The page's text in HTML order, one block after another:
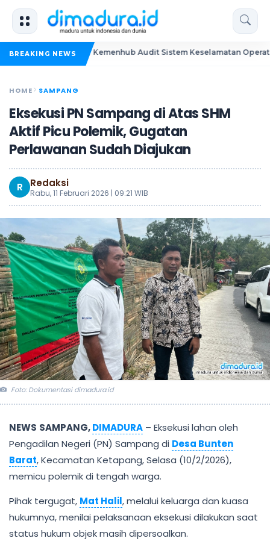
BREAKING NEWSKemenhub Audit Sistem Keselamatan Operator KMP
HOME SAMPANG
Eksekusi PN Sampang di Atas SHM
Aktif Picu Polemik, Gugatan
Perlawanan Sudah Diajukan
R Redaksi
Rabu, 11 Februari 2026 | 09:21 WIB
Foto: Dokumentasi dimadura.id
NEWS SAMPANG,DIMADURA – Eksekusi lahan oleh
Pengadilan Negeri (PN) Sampang di Desa Bunten
Barat, Kecamatan Ketapang, Selasa (10/2/2026),
memicu polemik di tengah warga.
Pihak tergugat, Mat Halil, melalui keluarga dan kuasa
hukumnya, menilai pelaksanaan eksekusi dilakukan saat
status hukum objek masih dipersoalkan.